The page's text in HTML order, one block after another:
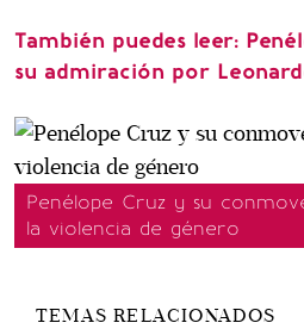
También puedes leer:
su admiración por
Penélope Cruz y su
la violencia de género
TEMAS RELACIONADOS